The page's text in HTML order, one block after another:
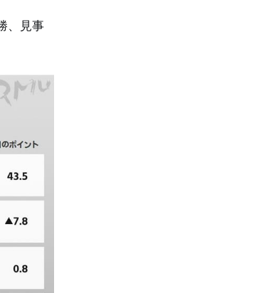
、見事